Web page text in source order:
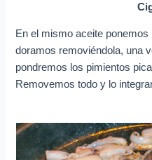
En el mismo aceite ponemos
doramos removiéndola, una
pondremos los pimientos
Removemos todo y lo